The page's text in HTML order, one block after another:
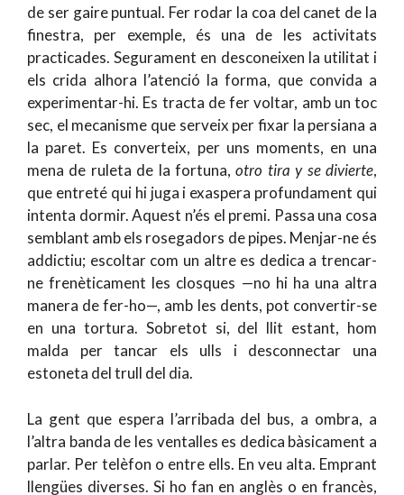
de ser gaire puntual. Fer rodar la coa del canet de la
finestra, per exemple, és una de les activitats
practicades. Segurament en desconeixen la utilitat i
els crida alhora l’atenció la forma, que convida a
experimentar-hi. Es tracta de fer voltar, amb un toc
sec, el mecanisme que serveix per fixar la persiana a
la paret. Es converteix, per uns moments, en una
mena de ruleta de la fortuna,otro tira y se divierte,
que entreté qui hi juga i exaspera profundament qui
intenta dormir. Aquest n’és el premi. Passa una cosa
semblant amb els rosegadors de pipes. Menjar-ne és
addictiu; escoltar com un altre es dedica a trencar-
ne frenèticament les closques —no hi ha una altra
manera de fer-ho—, amb les dents, pot convertir-se
en una tortura. Sobretot si, del llit estant, hom
malda per tancar els ulls i desconnectar una
estoneta del trull del dia.
La gent que espera l’arribada del bus, a ombra, a
l’altra banda de les ventalles es dedica bàsicament a
parlar. Per telèfon o entre ells. En veu alta. Emprant
llengües diverses. Si ho fan en anglès o en francès,